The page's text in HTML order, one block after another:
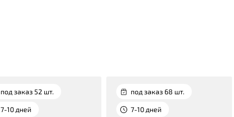
под заказ 52 шт.
7-10 дней
под заказ 68 шт.
7-10 дней